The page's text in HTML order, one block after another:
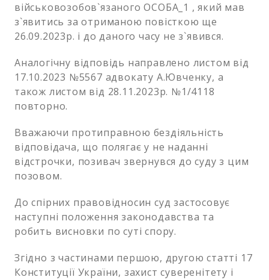
військовозобов`язаного ОСОБА_1 , який мав
з`явитись за отриманою повісткою ще
26.09.2023р. і до даного часу не з`явився.
Аналогічну відповідь направлено листом від
17.10.2023 №5567 адвокату А.Ювченку, а
також листом від 28.11.2023р. №1/4118
повторно.
Вважаючи протиправною бездіяльність
відповідача, що полягає у не наданні
відстрочки, позивач звернувся до суду з цим
позовом.
До спірних правовідносин суд застосовує
наступні положення законодавства та
робить висновки по суті спору.
Згідно з частинами першою, другою статті 17
Конституції України, захист суверенітету і